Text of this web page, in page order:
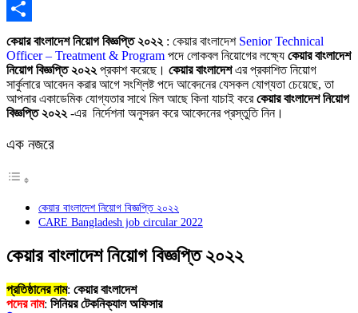
Copy
Link
Share
কেয়ার বাংলাদেশ নিয়োগ বিজ্ঞপ্তি ২০২২ : কেয়ার বাংলাদেশ Senior Technical
Officer – Treatment & Program পদে লোকবল নিয়োগের লক্ষ্যে কেয়ার বাংলাদেশ
নিয়োগ বিজ্ঞপ্তি ২০২২ প্রকাশ করেছে। কেয়ার বাংলাদেশএর প্রকাশিত নিয়োগ
সার্কুলারে আবেদন করার আগে সংশ্লিষ্ট পদে আবেদনের যেসকল যোগ্যতা চেয়েছে, তা
আপনার একাডেমিক যোগ্যতার সাথে মিল আছে কিনা যাচাই করেকেয়ার বাংলাদেশ নিয়োগ
বিজ্ঞপ্তি ২০২২ -এর নির্দেশনা অনুসরন করে আবেদনের প্রস্তুতি নিন।
এক নজরে
কেয়ার বাংলাদেশ নিয়োগ বিজ্ঞপ্তি ২০২২
CARE Bangladesh job circular 2022
কেয়ার বাংলাদেশ নিয়োগ বিজ্ঞপ্তি ২০২২
প্রতিষ্ঠানের নাম: কেয়ার বাংলাদেশ
পদের নাম: সিনিয়র টেকনিক্যাল অফিসার